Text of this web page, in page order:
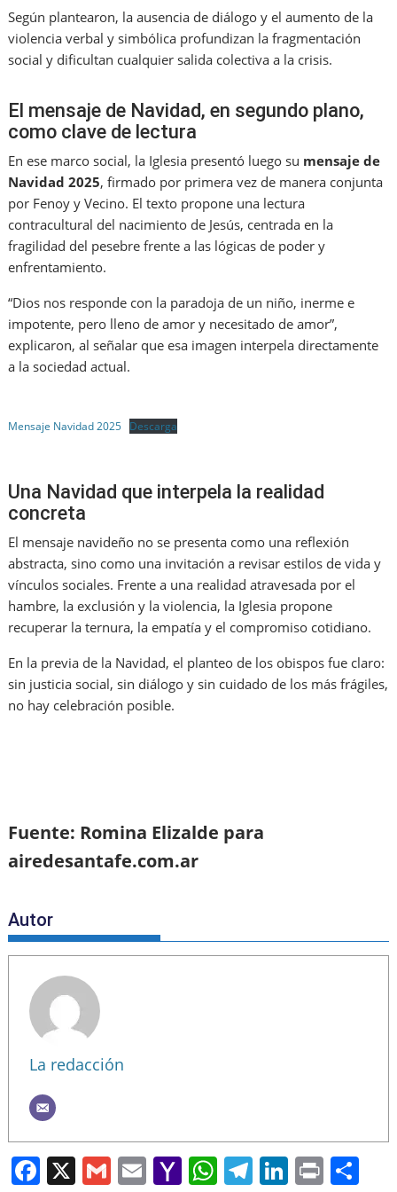
Según plantearon, la ausencia de diálogo y el aumento de la
violencia verbal y simbólica profundizan la fragmentación
social y dificultan cualquier salida colectiva a la crisis.
El mensaje de Navidad, en segundo plano,
como clave de lectura
En ese marco social, la Iglesia presentó luego su mensaje de
Navidad 2025, firmado por primera vez de manera conjunta
por Fenoy y Vecino. El texto propone una lectura
contracultural del nacimiento de Jesús, centrada en la
fragilidad del pesebre frente a las lógicas de poder y
enfrentamiento.
“Dios nos responde con la paradoja de un niño, inerme e
impotente, pero lleno de amor y necesitado de amor”,
explicaron, al señalar que esa imagen interpela directamente
a la sociedad actual.
Mensaje Navidad 2025 Descarga
Una Navidad que interpela la realidad
concreta
El mensaje navideño no se presenta como una reflexión
abstracta, sino como una invitación a revisar estilos de vida y
vínculos sociales. Frente a una realidad atravesada por el
hambre, la exclusión y la violencia, la Iglesia propone
recuperar la ternura, la empatía y el compromiso cotidiano.
En la previa de la Navidad, el planteo de los obispos fue claro:
sin justicia social, sin diálogo y sin cuidado de los más frágiles,
no hay celebración posible.
Fuente: Romina Elizalde para
airedesantafe.com.ar
Autor
La redacción
F X G E Y W T Li Pr